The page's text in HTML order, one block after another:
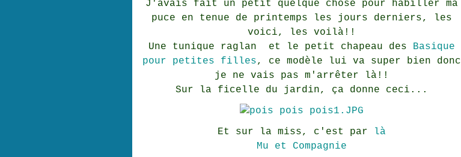
J'avais fait un petit quelque chose pour habiller ma
puce en tenue de printemps les jours derniers, les
voici, les voilà!!
Une tunique raglan
et le petit chapeau des Basique
pour petites filles, ce modèle lui va super bien donc
je ne vais pas m'arrêter là!!
Sur la ficelle du jardin, ça donne ceci...
Et sur la miss, c'est par
là
Mu et Compagnie